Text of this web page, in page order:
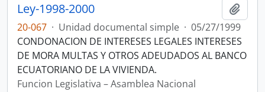
Ley-1998-2000
20-067 · Unidad documental simple · 05/27/1999
CONDONACION DE INTERESES LEGALES INTERESES
DE MORA MULTAS Y OTROS ADEUDADOS AL BANCO
ECUATORIANO DE LA VIVIENDA.
Funcion Legislativa – Asamblea Nacional